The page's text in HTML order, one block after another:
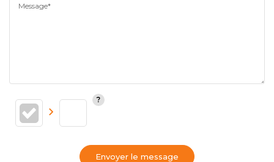
Message*
Envoyer le message